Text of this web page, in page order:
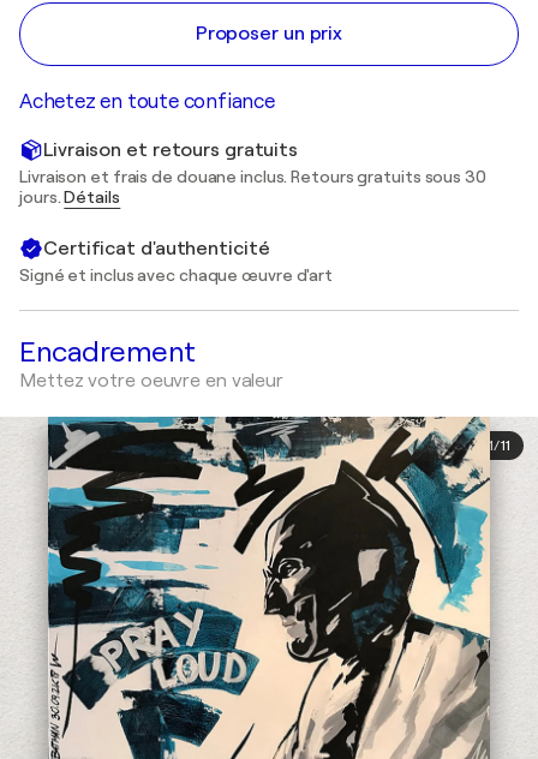
Proposer un prix
Achetez en toute confiance
Livraison et retours gratuits
Livraison et frais de douane inclus. Retours gratuits sous 30
jours.Détails
Certificat d'authenticité
Signé et inclus avec chaque œuvre d'art
Encadrement
Mettez votre oeuvre en valeur
1/11